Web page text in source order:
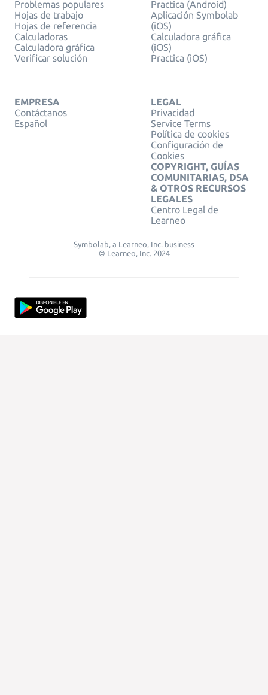
Problemas populares
Hojas de trabajo
Hojas de referencia
Calculadoras
Calculadora gráfica
Verificar solución
Practica (Android)
Aplicación Symbolab
(iOS)
Calculadora gráfica
(iOS)
Practica (iOS)
EMPRESA
Contáctanos
Español
LEGAL
Privacidad
Service Terms
Política de cookies
Configuración de
Cookies
COPYRIGHT, GUÍAS
COMUNITARIAS, DSA
& OTROS RECURSOS
LEGALES
Centro Legal de
Learneo
Symbolab, a Learneo, Inc. business
© Learneo, Inc. 2024